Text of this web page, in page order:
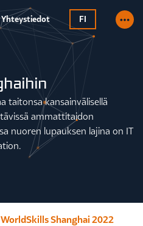
Yhteystiedot FI
taitonsa kansainvälisellä
ammattitaidon
nuoren lupauksen lajina on IT
WorldSkills Shanghai 2022